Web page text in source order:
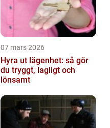
07 mars 2026
Hyra ut lägenhet: så gör
du tryggt, lagligt och
lönsamt